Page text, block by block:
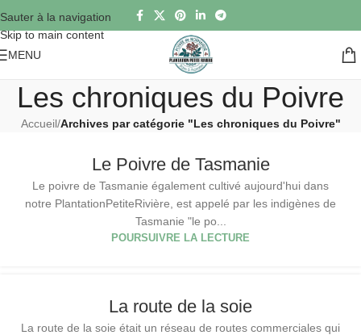
Sauter à la navigation
Skip to main content
MENU
Les chroniques du Poivre
Accueil/Archives par catégorie "Les chroniques du Poivre"
Le Poivre de Tasmanie
Le poivre de Tasmanie également cultivé aujourd'hui dans
notre PlantationPetiteRivière, est appelé par les indigènes de
Tasmanie "le po...
POURSUIVRE LA LECTURE
La route de la soie
La route de la soie était un réseau de routes commerciales qui